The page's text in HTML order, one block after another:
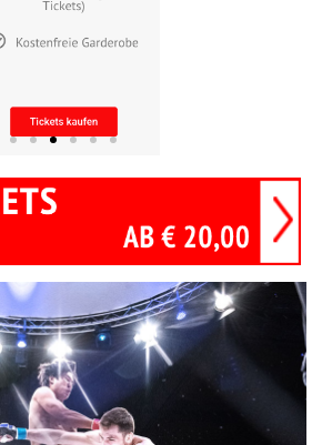
DIE HÄRTESTEN
FIGHTER